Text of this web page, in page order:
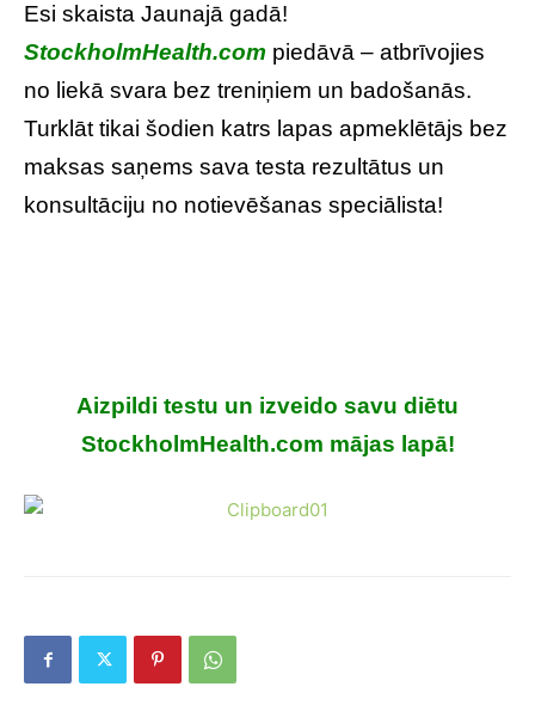
Esi skaista Jaunajā gadā!
StockholmHealth.com piedāvā – atbrīvojies
no liekā svara bez treniņiem un badošanās.
Turklāt tikai šodien katrs lapas apmeklētājs bez
maksas saņems sava testa rezultātus un
konsultāciju no notievēšanas speciālista!
Aizpildi testu un izveido savu diētu
StockholmHealth.com mājas lapā!